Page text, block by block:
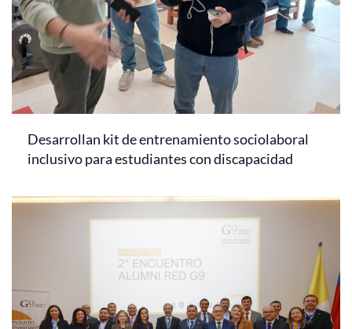
Desarrollan kit de entrenamiento sociolaboral
inclusivo para estudiantes con discapacidad